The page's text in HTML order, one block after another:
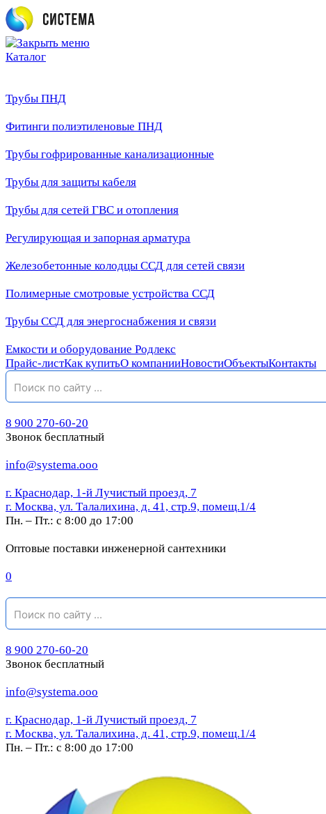
Каталог
Трубы ПНД
Фитинги полиэтиленовые ПНД
Трубы гофрированные канализационные
Трубы для защиты кабеля
Трубы для сетей ГВС и отопления
Регулирующая и запорная арматура
Железобетонные колодцы ССД для сетей связи
Полимерные смотровые устройства ССД
Трубы ССД для энергоснабжения и связи
Емкости и оборудование Родлекс
Прайс-листКак купитьО компанииНовостиОбъектыКонтакты
8 900 270-60-20
Звонок бесплатный
info@systema.ooo
г. Краснодар, 1-й Лучистый проезд, 7
г. Москва, ул. Талалихина, д. 41, стр.9, помещ.1/4
Пн. – Пт.: с 8:00 до 17:00
Оптовые поставки инженерной сантехники
0
8 900 270-60-20
Звонок бесплатный
info@systema.ooo
г. Краснодар, 1-й Лучистый проезд, 7
г. Москва, ул. Талалихина, д. 41, стр.9, помещ.1/4
Пн. – Пт.: с 8:00 до 17:00